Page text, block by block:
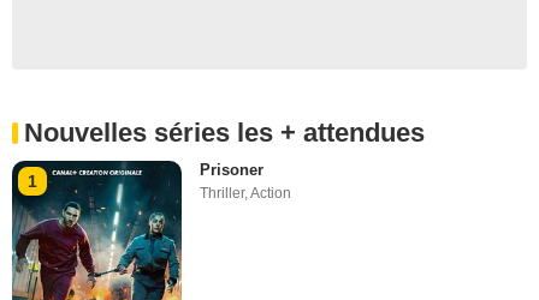
Nouvelles séries les + attendues
1
Prisoner
Thriller,Action